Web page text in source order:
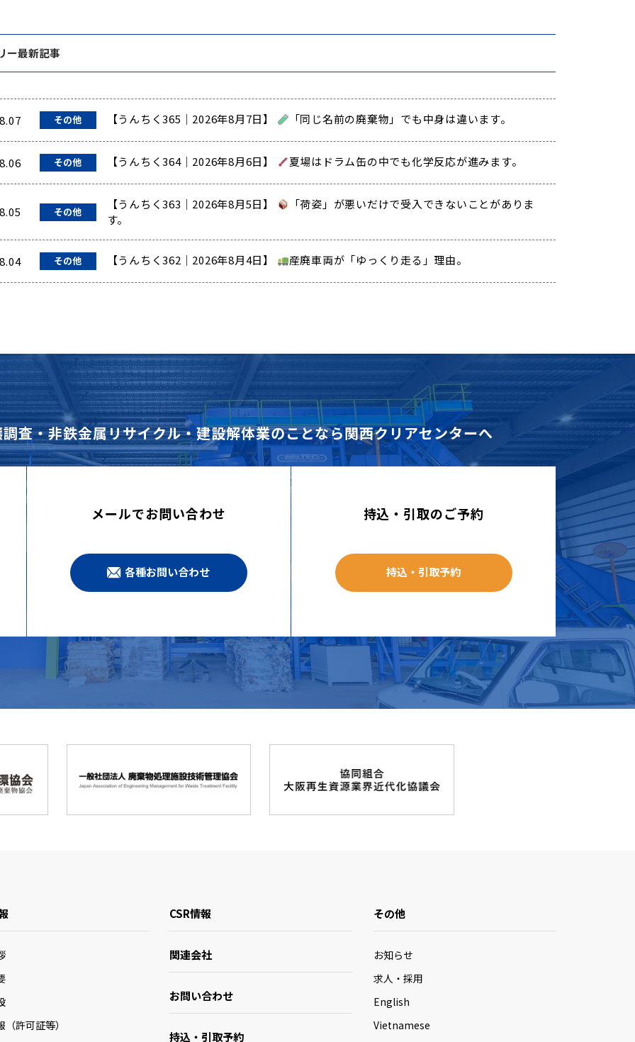
ー最新記事
その他 【うんちく365｜2026年8月7日】 「同じ名前の廃棄物」でも中身は違います。
その他 【うんちく364｜2026年8月6日】 夏場はドラム缶の中でも化学反応が進みます。
その他 【うんちく363｜2026年8月5日】
「荷姿」が悪いだけで受入できないことがありま
す。
その他 【うんちく362｜2026年8月4日】 産廃車両が「ゆっくり走る」理由。
査・非鉄金属リサイクル・建設解体業のことなら関西クリアセンターへ
メールでお問い合わせ
各種お問い合わせ
持込・引取のご予約
持込・引取予約
許可証等）
CSR情報
関連会社
お問い合わせ
持込・引取予約
その他
お知らせ
求人・採用
English
Vietnamese